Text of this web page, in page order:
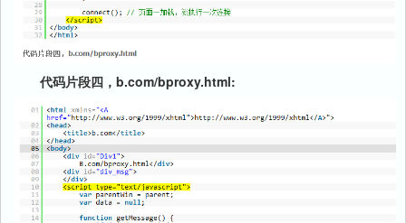
代码片段四，b.com/bproxy.html: